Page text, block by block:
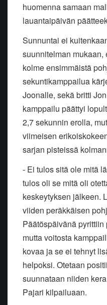
huomenna samaan
lauantaipäivän
Sunnuntai ei
suunnitelman
kolme ensimmäistä
sekuntikamppailua
Joonalle, sekä britti
kamppailu päättyi
2,7 sekunnin erolla,
viimeisen
sarjan pisteissä
- Ei tulos sitä ole mitä
tulos oli se mitä oli
keskeytyksen jälkeen.
viiden peräkkäisen
Päätöspäivänä
mutta voitosta
kovaa ja se ei tehnyt
helpoksi. Otetaan
suunnataan niiden
Pajari kilpailuaan.